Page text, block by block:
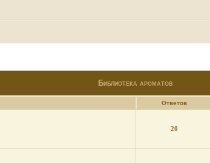
Библиотека ароматов
Ответов
20